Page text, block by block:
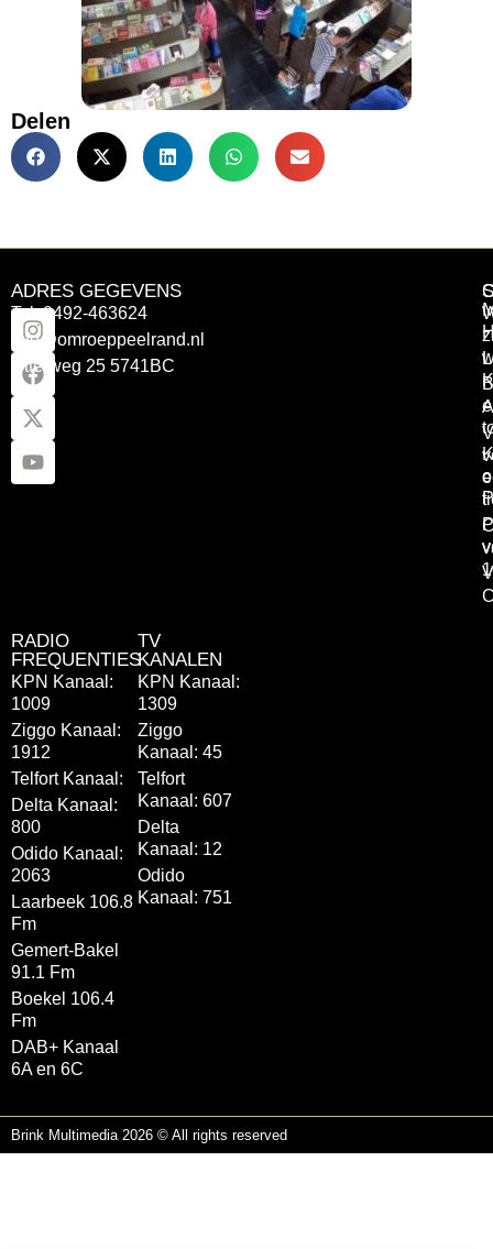
Delen
ADRES GEGEVENS
Tel: 0492-463624
info@omroeppeelrand.nl
Otterweg 25 5741BC
RADIO
FREQUENTIES
KPN Kanaal:
1009
Ziggo Kanaal:
1912
Telfort Kanaal:
Delta Kanaal:
800
Odido Kanaal:
2063
Laarbeek 106.8
Fm
Gemert-Bakel
91.1 Fm
Boekel 106.4
Fm
DAB+ Kanaal
6A en 6C
TV
KANALEN
KPN Kanaal:
1309
Ziggo
Kanaal: 45
Telfort
Kanaal: 607
Delta
Kanaal: 12
Odido
Kanaal: 751
Brink Multimedia 2026 © All rights reserved